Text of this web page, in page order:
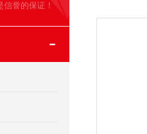
信誉的保证！